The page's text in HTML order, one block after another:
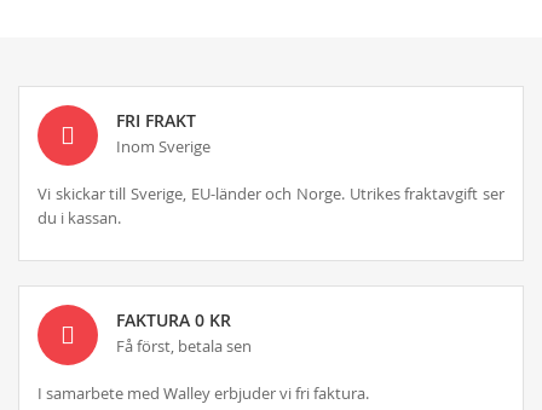
FRI FRAKT
Inom Sverige
Vi skickar till Sverige, EU-länder och Norge. Utrikes fraktavgift ser
du i kassan.
FAKTURA 0 KR
Få först, betala sen
I samarbete med Walley erbjuder vi fri faktura.